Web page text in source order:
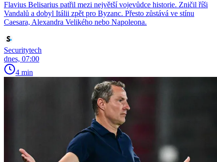
Flavius Belisarius patřil mezi největší vojevůdce historie. Zničil říši
Vandalů a dobyl Itálii zpět pro Byzanc. Přesto zůstává ve stínu
Caesara, Alexandra Velikého nebo Napoleona.
Securitytech
dnes, 07:00
4 min